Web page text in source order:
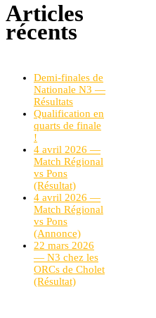
Articles
récents
Demi-finales de
Nationale N3 —
Résultats
Qualification en
quarts de finale
!
4 avril 2026 —
Match Régional
vs Pons
(Résultat)
4 avril 2026 —
Match Régional
vs Pons
(Annonce)
22 mars 2026
— N3 chez les
ORCs de Cholet
(Résultat)